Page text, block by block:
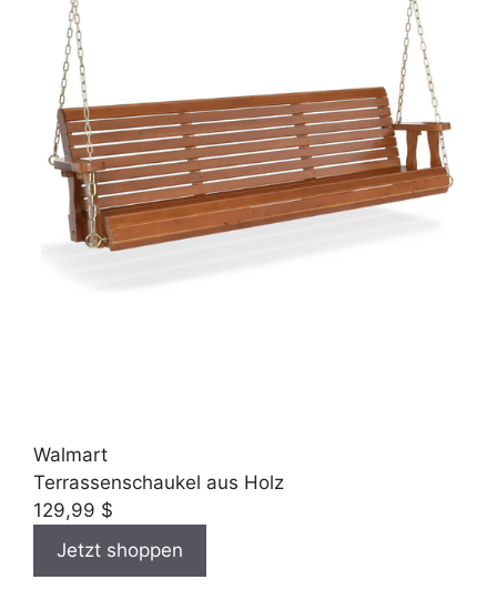
Walmart
Terrassenschaukel aus Holz
129,99 $
Jetzt shoppen